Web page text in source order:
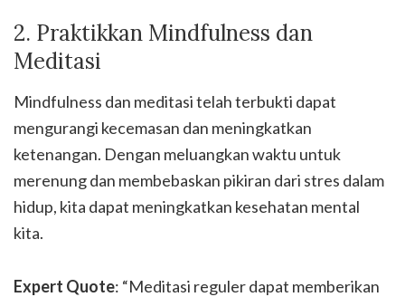
2. Praktikkan Mindfulness dan
Meditasi
Mindfulness dan meditasi telah terbukti dapat
mengurangi kecemasan dan meningkatkan
ketenangan. Dengan meluangkan waktu untuk
merenung dan membebaskan pikiran dari stres dalam
hidup, kita dapat meningkatkan kesehatan mental
kita.
Expert Quote: “Meditasi reguler dapat memberikan